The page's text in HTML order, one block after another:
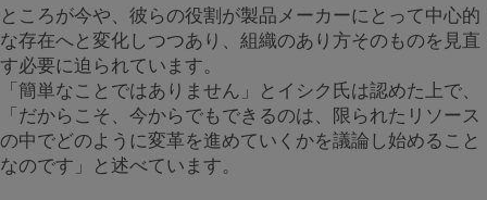
ところが今や、彼らの役割が製品メーカーにとって中心的
な存在へと変化しつつあり、組織のあり方そのものを見直
す必要に迫られています。
「簡単なことではありません」とイシク氏は認めた上で、
「だからこそ、今からでもできるのは、限られたリソース
の中でどのように変革を進めていくかを議論し始めること
なのです」と述べています。